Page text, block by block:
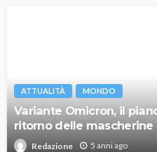
ATTUALITÀ MONDO
Variante Omicron, il
ritorno delle mascherine
Redazione 5 anni ago